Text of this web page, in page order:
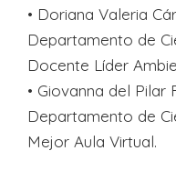
•⁠ ⁠Doriana Valeria
Departamento de
Docente Líder
•⁠ ⁠Giovanna del Pilar
Departamento de
Mejor Aula Virtual.